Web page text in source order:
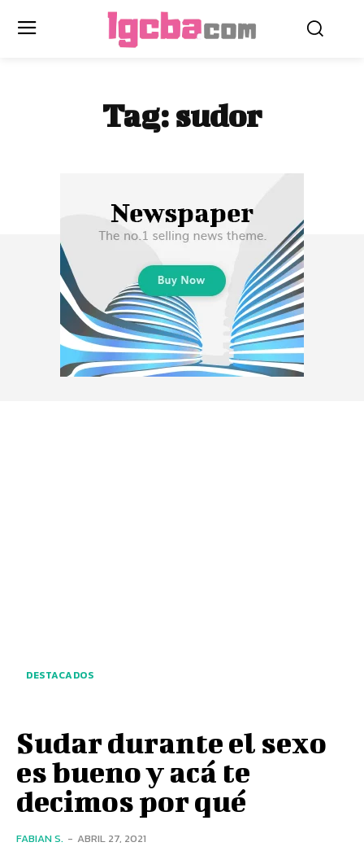
Tag: sudor
DESTACADOS
Sudar durante el sexo
es bueno y acá te
decimos por qué
FABIAN S. - ABRIL 27, 2021